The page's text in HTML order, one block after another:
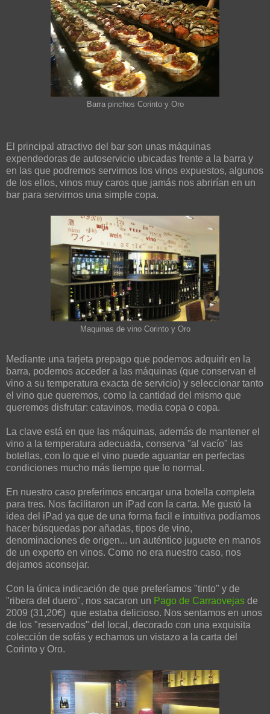
Barra pinchos Corinto y Oro
El principal atractivo del bar son unas máquinas
expendedoras de autoservicio ubicadas frente a la barra y
en las que podremos servirnos los vinos expuestos, algunos
de los ellos, vinos muy caros que jamás nos abrirían en un
bar para servirnos una simple copa.
Maquinas de vino Corinto y Oro
Mediante una tarjeta prepago que podemos adquirir en la
barra, podemos acceder a las máquinas (que conservan el
vino a su temperatura exacta de servicio) y seleccionar tanto
el vino que queremos, como la cantidad del mismo que
queremos disfrutar: catavinos, media copa o copa.
La clave está en que las máquinas, además de mantener el
vino a la temperatura adecuada, conserva "al vacío" las
botellas, con lo que el vino puede aguantar en perfectas
condiciones mucho más tiempo que lo normal.
En nuestro caso preferimos encargar una botella completa
para tres. Nos facilitaron un iPad con la carta. Me gustó la
idea del iPad ya que de una forma facil e intuitiva podíamos
hacer búsquedas por añadas, tipos de vino,
denominaciones de origen... un auténtico juguete en manos
de un experto en vinos. Como no era nuestro caso, nos
dejamos aconsejar.
Con la única indicación de que preferíamos "tinto" y de
"ribera del duero", nos sacaron un Pago de Carraovejas de
2009 (31,20€) que estaba delicioso. Nos sentamos en unos
de los "reservados" del local, decorado con una exquisita
colección de sofás y echamos un vistazo a la carta del
Corinto y Oro.